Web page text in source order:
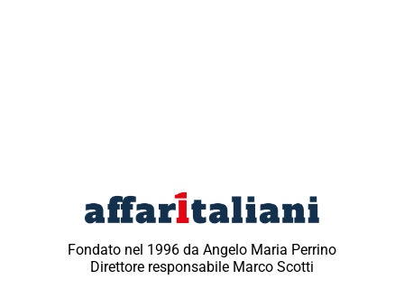
Fondato nel 1996 da Angelo Maria Perrino
Direttore responsabile Marco Scotti